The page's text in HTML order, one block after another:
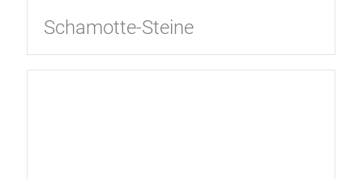
Schamotte-Steine